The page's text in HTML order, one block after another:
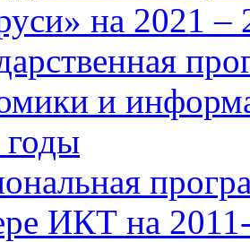
на 2021 –
и
ИКТ на